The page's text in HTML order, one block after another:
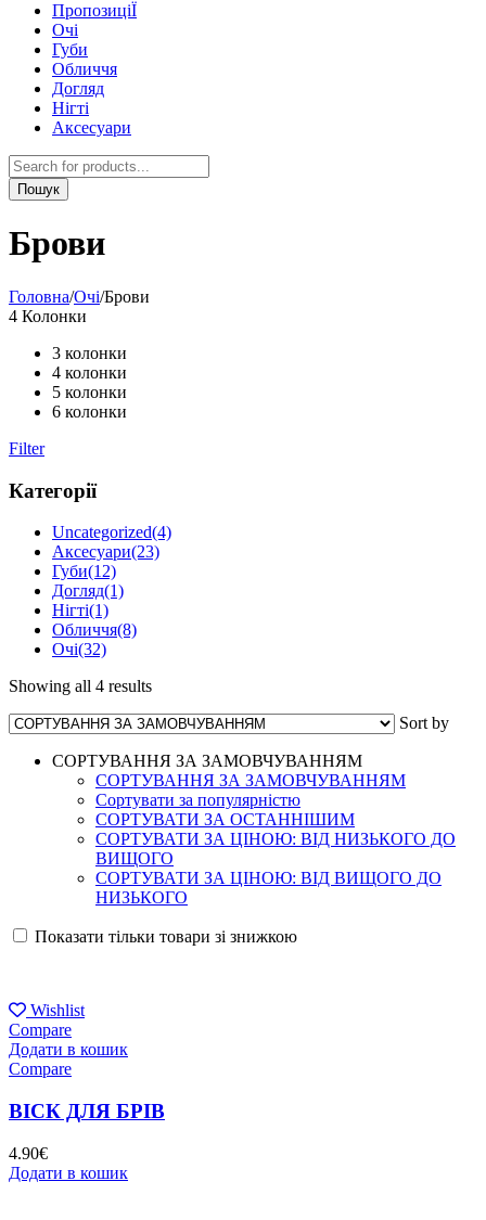
ПропозиціЇ
Очі
Губи
Обличчя
Догляд
Нігті
Аксесуари
Брови
Головна/Очі/Брови
4 Колонки
3 колонки
4 колонки
5 колонки
6 колонки
Filter
Категорії
Uncategorized(4)
Аксесуари(23)
Губи(12)
Догляд(1)
Нігті(1)
Обличчя(8)
Очі(32)
Showing all 4 results
Sort by
СОРТУВАННЯ ЗА ЗАМОВЧУВАННЯМ
СОРТУВАННЯ ЗА ЗАМОВЧУВАННЯМ
Сортувати за популярністю
СОРТУВАТИ ЗА ОСТАННІШИМ
СОРТУВАТИ ЗА ЦІНОЮ: ВІД НИЗЬКОГО ДО
ВИЩОГО
СОРТУВАТИ ЗА ЦІНОЮ: ВІД ВИЩОГО ДО
НИЗЬКОГО
Показати тільки товари зі знижкою
Wishlist
Compare
Додати в кошик
Compare
ВІСК ДЛЯ БРІВ
4.90€
Додати в кошик